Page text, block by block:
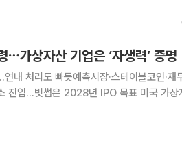
⋯가상자산 기업은 ‘자생력’ 증명
내 처리도 빠듯예측시장·스테이블코인·재
년 IPO 목표 미국 가상자산 시장구조법인 클
맞았지만, 주요 가상자산 기업들